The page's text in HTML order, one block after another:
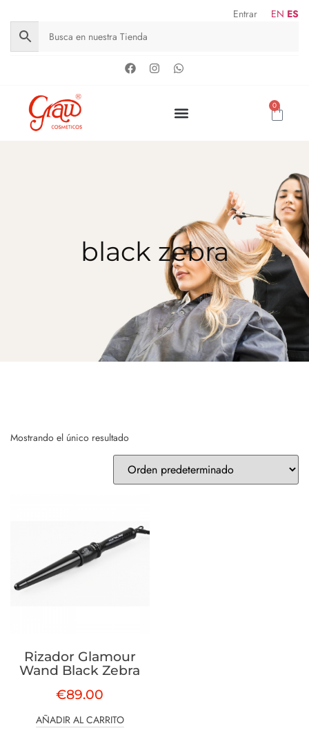
Entrar EN ES
0
black zebra
Mostrando el único resultado
Rizador Glamour
Wand Black Zebra
€89.00
AÑADIR AL CARRITO